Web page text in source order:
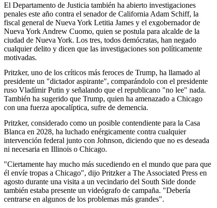
El Departamento de Justicia también ha abierto investigaciones
penales este año contra el senador de California Adam Schiff, la
fiscal general de Nueva York Letitia James y el exgobernador de
Nueva York Andrew Cuomo, quien se postula para alcalde de la
ciudad de Nueva York. Los tres, todos demócratas, han negado
cualquier delito y dicen que las investigaciones son políticamente
motivadas.
Pritzker, uno de los críticos más feroces de Trump, ha llamado al
presidente un "dictador aspirante", comparándolo con el presidente
ruso Vladímir Putin y señalando que el republicano "no lee" nada.
También ha sugerido que Trump, quien ha amenazado a Chicago
con una fuerza apocalíptica, sufre de demencia.
Pritzker, considerado como un posible contendiente para la Casa
Blanca en 2028, ha luchado enérgicamente contra cualquier
intervención federal junto con Johnson, diciendo que no es deseada
ni necesaria en Illinois o Chicago.
"Ciertamente hay mucho más sucediendo en el mundo que para que
él envíe tropas a Chicago", dijo Pritzker a The Associated Press en
agosto durante una visita a un vecindario del South Side donde
también estaba presente un videógrafo de campaña. "Debería
centrarse en algunos de los problemas más grandes".